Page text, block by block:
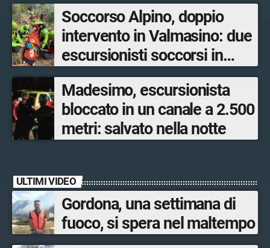
Soccorso Alpino, doppio
intervento in Valmasino: due
escursionisti soccorsi in
poche ore
Madesimo, escursionista
bloccato in un canale a 2.500
metri: salvato nella notte
ULTIMI VIDEO
Gordona, una settimana di
fuoco, si spera nel maltempo